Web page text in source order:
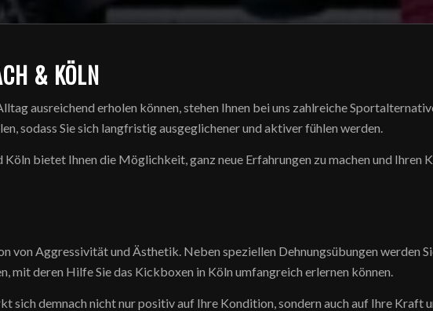
& KÖLN
ausreichend erholen können, stehen Ihnen bei uns zahlreiche
sodass Sie sich langfristig ausgeglichener und aktiver fühlen werden.
bietet Ihnen die Möglichkeit, ganz neue Erfahrungen zu machen und Ihren
Aggressivität und Ästhetik. Neben speziellen Dehnungsübungen werden
mit deren Hilfe Sie das Kickboxen in Köln umfangreich erlernen können.
sich demnach nicht nur positiv auf Ihre Kondition, sondern auch auf Ihre Kraft